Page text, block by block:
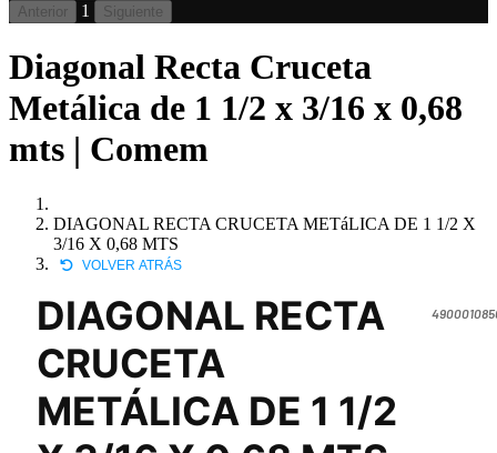
Anterior 1 Siguiente
Diagonal Recta Cruceta
Metálica de 1 1/2 x 3/16 x 0,68
mts | Comem
DIAGONAL RECTA CRUCETA METáLICA DE 1 1/2 X
3/16 X 0,68 MTS
VOLVER ATRÁS
DIAGONAL RECTA
CRUCETA
METÁLICA DE 1 1/2